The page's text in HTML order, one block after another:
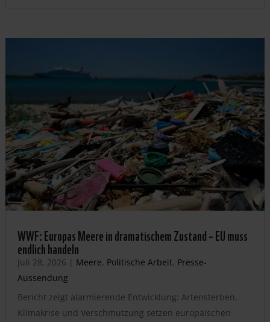
WWF: Europas Meere in dramatischem Zustand – EU muss
endlich handeln
Juli 28, 2026 | Meere, Politische Arbeit, Presse-
Aussendung
Bericht zeigt alarmierende Entwicklung: Artensterben,
Klimakrise und Verschmutzung setzen europäischen